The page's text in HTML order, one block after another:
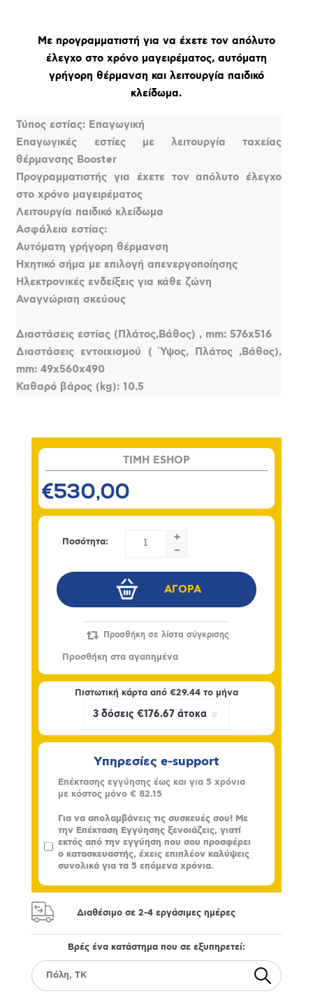
Με προγραμματιστή για να έχετε τον απόλυτο
έλεγχο στο χρόνο μαγειρέματος, αυτόματη
γρήγορη θέρμανση και λειτουργία παιδικό
κλείδωμα.
Τύπος εστίας: Επαγωγική
Επαγωγικές εστίες με λειτουργία ταχείας
θέρμανσης Booster
Προγραμματιστής για έχετε τον απόλυτο έλεγχο
στο χρόνο μαγειρέματος
Λειτουργία παιδικό κλείδωμα
Ασφάλεια εστίας:
Αυτόματη γρήγορη θέρμανση
Ηχητικό σήμα με επιλογή απενεργοποίησης
Ηλεκτρονικές ενδείξεις για κάθε ζώνη
Αναγνώριση σκεύους
Διαστάσεις εστίας (Πλάτος,Βάθος) , mm: 576x516
Διαστάσεις εντοιχισμού ( Ύψος, Πλάτος ,Βάθος),
mm: 49x560x490
Καθαρό βάρος (kg): 10.5
TIMH ESHOP
€530,00
Ποσότητα:
+
-
Πιστωτική κάρτα από €29.44το μήνα
Υπηρεσίες e-support
Επέκτασης εγγύησης έως και για 5 χρόνια
με κόστος μόνο € 82.15
Για να απολαμβάνεις τις συσκευές σου! Με
την Επέκταση Εγγύησης ξενοιάζεις, γιατί
εκτός από την εγγύηση που σου προσφέρει
ο κατασκευαστής, έχεις επιπλέον καλύψεις
συνολικά για τα 5 επόμενα χρόνια.
Διαθέσιμο σε 2-4 εργάσιμες ημέρες
Βρές ένα κατάστημα που σε εξυπηρετεί: